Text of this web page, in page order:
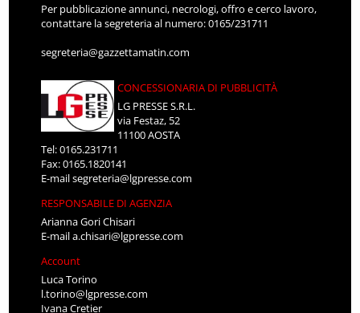
Per pubblicazione annunci, necrologi, offro e cerco lavoro,
contattare la segreteria al numero: 0165/231711
segreteria@gazzettamatin.com
CONCESSIONARIA DI PUBBLICITÀ
LG PRESSE S.R.L.
via Festaz, 52
11100 AOSTA
Tel: 0165.231711
Fax: 0165.1820141
E-mailsegreteria@lgpresse.com
RESPONSABILE DI AGENZIA
Arianna Gori Chisari
E-maila.chisari@lgpresse.com
Account
Luca Torino
l.torino@lgpresse.com
Ivana Cretier